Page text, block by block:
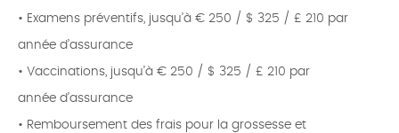
• Examens préventifs, jusqu’à € 250 / $ 325 / £ 210 par
année d’assurance
• Vaccinations, jusqu’à € 250 / $ 325 / £ 210 par
année d’assurance
• Remboursement des frais pour la grossesse et